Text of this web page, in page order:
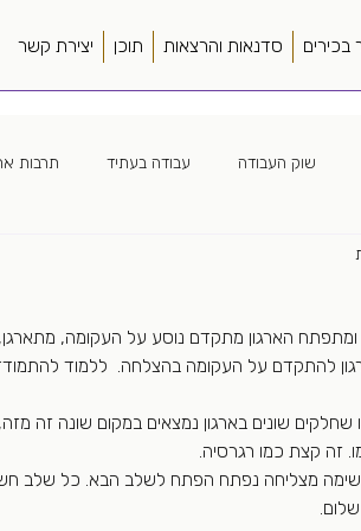
בכירים סדנאות והרצאות תוכן יצירת קשר
שוק העבודה עבודה בעתיד תרבות
פער תרבות
הארגון מתקדם נוסע על העקומה,
להתקדם על העקומה בהצלחה.  ללמוד
שונים בארגון נמצאים במקום שונה זה
זה קצת כמו רגרסיה.
מצליחה נפתח הפתח לשלב הבא. כל שלב